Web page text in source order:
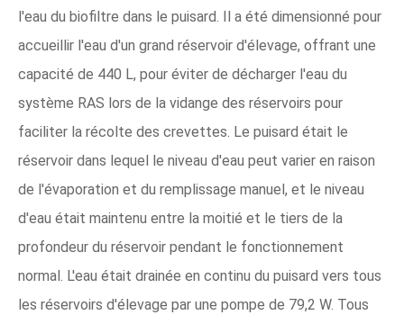
l'eau du biofiltre dans le puisard. Il a été dimensionné pour
accueillir l'eau d'un grand réservoir d'élevage, offrant une
capacité de 440 L, pour éviter de décharger l'eau du
système RAS lors de la vidange des réservoirs pour
faciliter la récolte des crevettes. Le puisard était le
réservoir dans lequel le niveau d'eau peut varier en raison
de l'évaporation et du remplissage manuel, et le niveau
d'eau était maintenu entre la moitié et le tiers de la
profondeur du réservoir pendant le fonctionnement
normal. L'eau était drainée en continu du puisard vers tous
les réservoirs d'élevage par une pompe de 79,2 W. Tous